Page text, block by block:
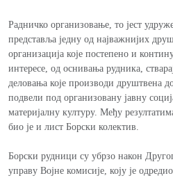
Радничко организовање, то јест
представља једну од најважнијих
организација које постепено и
интересе, од оснивања рудника,
деловања које производи друштвена
подвели под организовану јавну
материјалну културу. Међу
био је и лист Борски колектив.
Борски рудници су убрзо након
управу Војне комисије, коју је